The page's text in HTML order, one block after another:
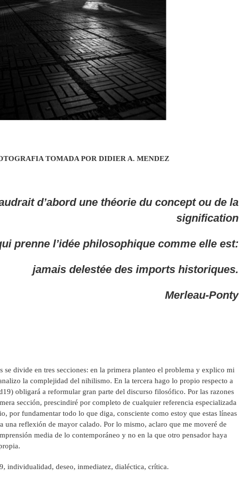
TOMADA POR DIDIER A. MENDEZ
d’abord une théorie du concept ou de la
signification
prenne l’idée philosophique comme elle est:
jamais delestée des imports historiques.
Merleau-Ponty
se divide en tres secciones: en la primera planteo el problema y explico mi
la complejidad del nihilismo. En la tercera hago lo propio respecto a
obligará a reformular gran parte del discurso filosófico. Por las razones
sección, prescindiré por completo de cualquier referencia especializada
por fundamentar todo lo que diga, consciente como estoy que estas líneas
una reflexión de mayor calado. Por lo mismo, aclaro que me moveré de
media de lo contemporáneo y no en la que otro pensador haya
individualidad, deseo, inmediatez, dialéctica, crítica.